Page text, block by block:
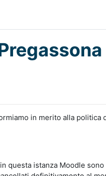
in merito alla
questa istanza Moodle